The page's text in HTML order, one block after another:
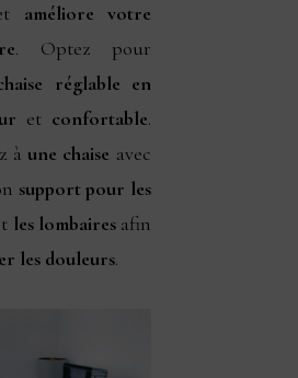
améliore votre
. Optez pour
réglable en
et confortable.
à une chaise avec
support pour les
les lombairesafin
les douleurs.